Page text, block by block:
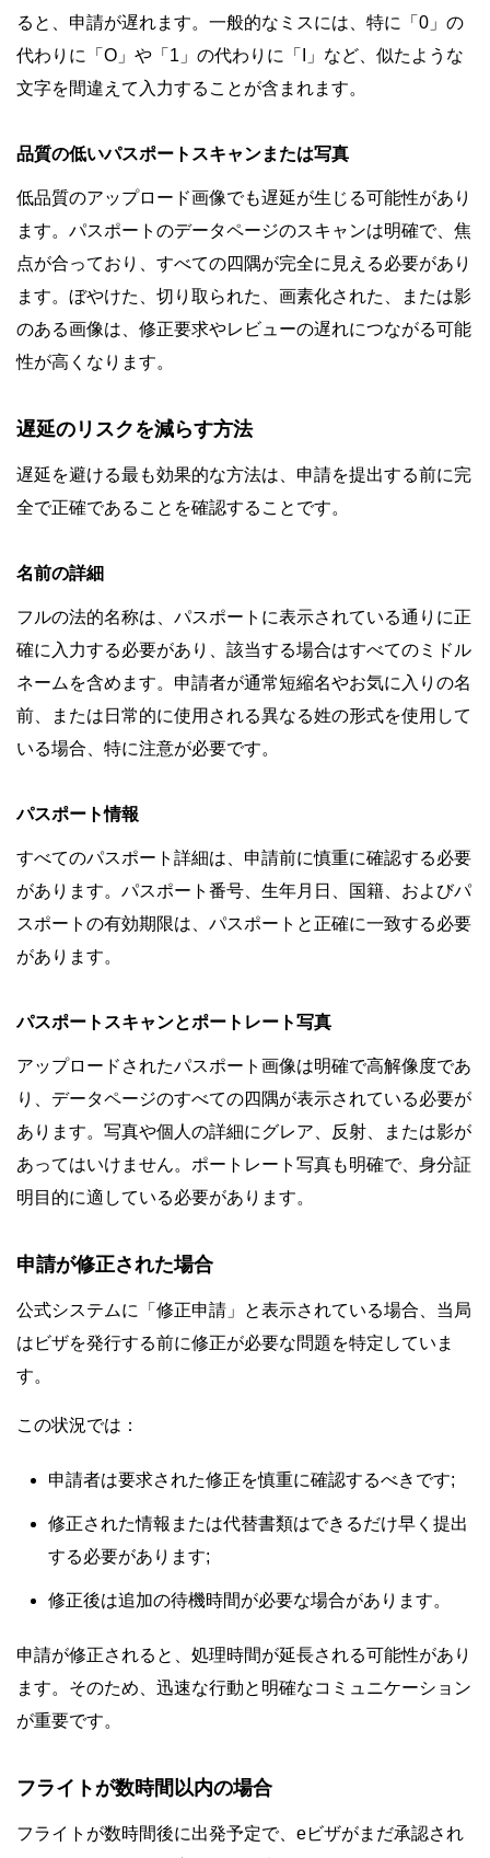
ると、申請が遅れます。一般的なミスには、特に「0」の
代わりに「O」や「1」の代わりに「I」など、似たような
文字を間違えて入力することが含まれます。
品質の低いパスポートスキャンまたは写真
低品質のアップロード画像でも遅延が生じる可能性があり
ます。パスポートのデータページのスキャンは明確で、焦
点が合っており、すべての四隅が完全に見える必要があり
ます。ぼやけた、切り取られた、画素化された、または影
のある画像は、修正要求やレビューの遅れにつながる可能
性が高くなります。
遅延のリスクを減らす方法
遅延を避ける最も効果的な方法は、申請を提出する前に完
全で正確であることを確認することです。
名前の詳細
フルの法的名称は、パスポートに表示されている通りに正
確に入力する必要があり、該当する場合はすべてのミドル
ネームを含めます。申請者が通常短縮名やお気に入りの名
前、または日常的に使用される異なる姓の形式を使用して
いる場合、特に注意が必要です。
パスポート情報
すべてのパスポート詳細は、申請前に慎重に確認する必要
があります。パスポート番号、生年月日、国籍、およびパ
スポートの有効期限は、パスポートと正確に一致する必要
があります。
パスポートスキャンとポートレート写真
アップロードされたパスポート画像は明確で高解像度であ
り、データページのすべての四隅が表示されている必要が
あります。写真や個人の詳細にグレア、反射、または影が
あってはいけません。ポートレート写真も明確で、身分証
明目的に適している必要があります。
申請が修正された場合
公式システムに「修正申請」と表示されている場合、当局
はビザを発行する前に修正が必要な問題を特定していま
す。
この状況では：
申請者は要求された修正を慎重に確認するべきです;
修正された情報または代替書類はできるだけ早く提出
する必要があります;
修正後は追加の待機時間が必要な場合があります。
申請が修正されると、処理時間が延長される可能性があり
ます。そのため、迅速な行動と明確なコミュニケーション
が重要です。
フライトが数時間以内の場合
フライトが数時間後に出発予定で、eビザがまだ承認され